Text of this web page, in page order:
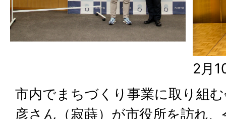
2月
市内でまちづくり事業に取り組
彦さん（寂蒔）が市役所を訪れ